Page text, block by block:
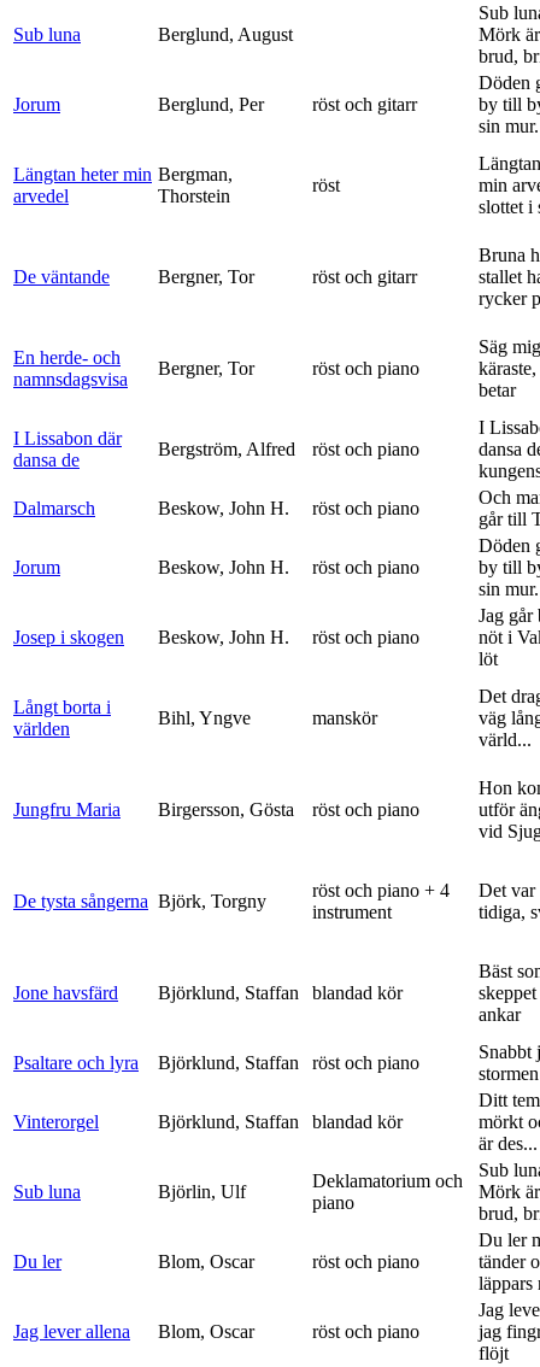
Sub luna Berglund, August
Sub
Mörk
brud,
Jorum Berglund, Per röst och gitarr
Döden
by till
sin
Längtan heter min
arvedel
Bergman,
Thorstein
röst
min
slottet i
De väntande Bergner, Tor röst och gitarr
Bruna
stallet
rycker
En herde- och
namnsdagsvisa
Bergner, Tor röst och piano
Säg
betar
I Lissabon där
dansa de
Bergström, Alfred röst och piano
I
dansa
Dalmarsch
Beskow, John H. röst och piano
Och
går till
Jorum Beskow, John H. röst och piano
Döden
by till
sin
Josep i skogen Beskow, John H. röst och piano
Jag går
nöt i
löt
Långt borta i
världen
Bihl, Yngve manskör
Det
väg
värld...
Jungfru Maria Birgersson, Gösta röst och piano
Hon
utför
vid
De tysta sångerna Björk, Torgny
röst och piano + 4
instrument
Det var
tidiga,
Jone havsfärd Björklund, Staffan blandad kör
Bäst
ankar
Psaltare och lyra Björklund, Staffan röst och piano
Snabbt
Vinterorgel Björklund, Staffan blandad kör
Ditt
mörkt
är des...
Sub luna Björlin, Ulf
Deklamatorium och
piano
Sub
Mörk
brud,
Du ler Blom, Oscar röst och piano
Du ler
tänder
läppars
Jag lever allena Blom, Oscar röst och piano
Jag
jag
flöjt